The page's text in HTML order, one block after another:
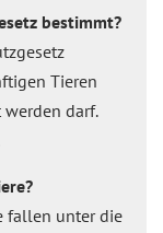
bestimmt?
Tieren
darf.
fallen unter die